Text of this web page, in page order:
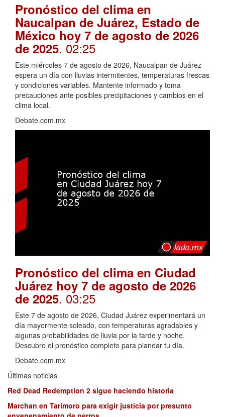
Pronóstico del clima en
Naucalpan de Juárez, Estado de
México hoy 7 de agosto de 2026
de 2025. 02:25
Este miércoles 7 de agosto de 2026, Naucalpan de Juárez
espera un día con lluvias intermitentes, temperaturas frescas
y condiciones variables. Mantente informado y toma
precauciones ante posibles precipitaciones y cambios en el
clima local.
Debate.com.mx
Pronóstico del clima en Ciudad
Juárez hoy 7 de agosto de 2026
de 2025. 03:25
Este 7 de agosto de 2026, Ciudad Juárez experimentará un
día mayormente soleado, con temperaturas agradables y
algunas probabilidades de lluvia por la tarde y noche.
Descubre el pronóstico completo para planear tu día.
Debate.com.mx
Últimas noticias
Red Dead Redemption 2 sigue haciendo historia
Marchan en Tarimoro para exigir justicia por presunto